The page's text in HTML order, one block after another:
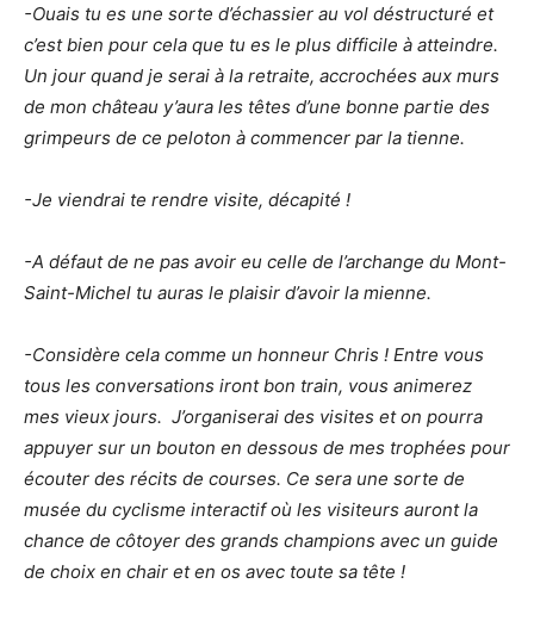
-Ouais tu es une sorte d’échassier au vol déstructuré et
c’est bien pour cela que tu es le plus difficile à atteindre.
Un jour quand je serai à la retraite, accrochées aux murs
de mon château y’aura les têtes d’une bonne partie des
grimpeurs de ce peloton à commencer par la tienne.
-Je viendrai te rendre visite, décapité !
-A défaut de ne pas avoir eu celle de l’archange du Mont-
Saint-Michel tu auras le plaisir d’avoir la mienne.
-Considère cela comme un honneur Chris ! Entre vous
tous les conversations iront bon train, vous animerez
mes vieux jours. J’organiserai des visites et on pourra
appuyer sur un bouton en dessous de mes trophées pour
écouter des récits de courses. Ce sera une sorte de
musée du cyclisme interactif où les visiteurs auront la
chance de côtoyer des grands champions avec un guide
de choix en chair et en os avec toute sa tête !